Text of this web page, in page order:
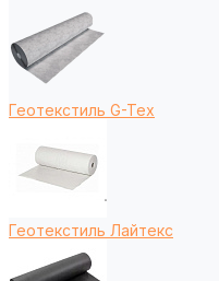
Геотекстиль G-Tex
Геотекстиль Лайтекс